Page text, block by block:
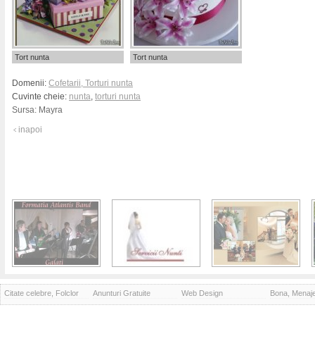
Tort nunta Tort nunta
Domenii: Cofetarii, Torturi nunta
Cuvinte cheie: nunta, torturi nunta
Sursa: Mayra
inapoi
Citate celebre, Folclor Anunturi Gratuite Web Design Bona,